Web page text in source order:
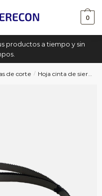
0
productos a tiempo y sin
de corte / Hoja cinta de sierra